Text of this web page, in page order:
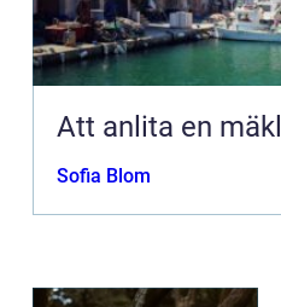
Att anlita en
Sofia Blom